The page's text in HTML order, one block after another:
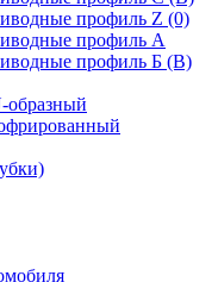
профиль Z (0)
профиль А
профиль Б (B)
образный